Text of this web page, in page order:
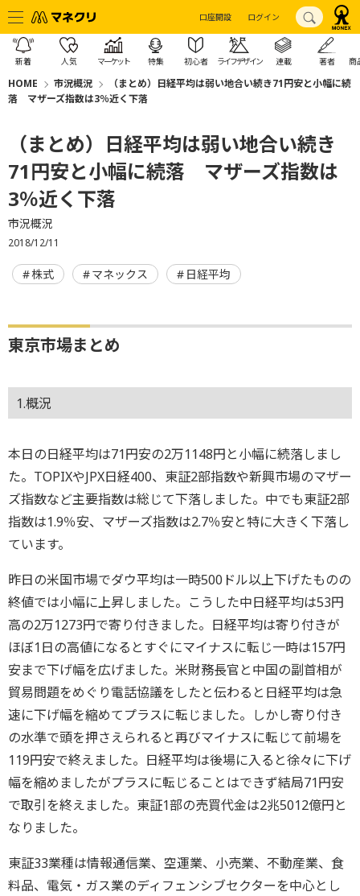
口座開設 ログイン
新着 人気 マーケット 特集 初心者 ライフデザイン 連載 著者 商
HOME 市況概況
（まとめ）日経平均は弱い地合い続き71円安と小幅に続
落 マザーズ指数は3％近く下落
（まとめ）日経平均は弱い地合い続き
71円安と小幅に続落 マザーズ指数は
3％近く下落
市況概況
2018/12/11
株式 マネックス 日経平均
東京市場まとめ
1.概況
本日の日経平均は71円安の2万1148円と小幅に続落しまし
た。TOPIXやJPX日経400、東証2部指数や新興市場のマザー
ズ指数など主要指数は総じて下落しました。中でも東証2部
指数は1.9％安、マザーズ指数は2.7％安と特に大きく下落し
ています。
昨日の米国市場でダウ平均は一時500ドル以上下げたものの
終値では小幅に上昇しました。こうした中日経平均は53円
高の2万1273円で寄り付きました。日経平均は寄り付きが
ほぼ1日の高値になるとすぐにマイナスに転じ一時は157円
安まで下げ幅を広げました。米財務長官と中国の副首相が
貿易問題をめぐり電話協議をしたと伝わると日経平均は急
速に下げ幅を縮めてプラスに転じました。しかし寄り付き
の水準で頭を押さえられると再びマイナスに転じて前場を
119円安で終えました。日経平均は後場に入ると徐々に下げ
幅を縮めましたがプラスに転じることはできず結局71円安
で取引を終えました。東証1部の売買代金は2兆5012億円と
なりました。
東証33業種は情報通信業、空運業、小売業、不動産業、食
料品、電気・ガス業のディフェンシブセクターを中心とし